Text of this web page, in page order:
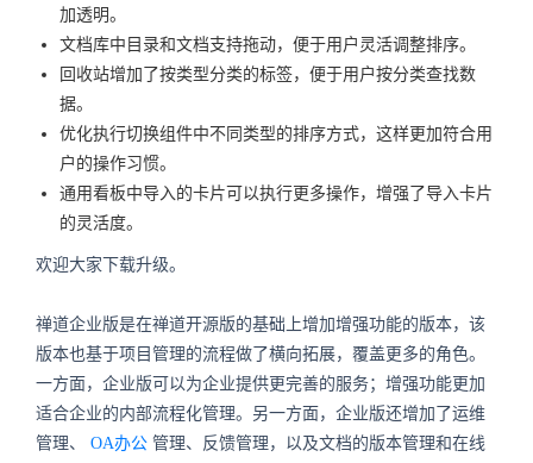
加透明。
文档库中目录和文档支持拖动，便于用户灵活调整排序。
回收站增加了按类型分类的标签，便于用户按分类查找数
据。
优化执行切换组件中不同类型的排序方式，这样更加符合用
户的操作习惯。
通用看板中导入的卡片可以执行更多操作，增强了导入卡片
的灵活度。
欢迎大家下载升级。
禅道企业版是在禅道开源版的基础上增加增强功能的版本，该
版本也基于项目管理的流程做了横向拓展，覆盖更多的角色。
一方面，企业版可以为企业提供更完善的服务；增强功能更加
适合企业的内部流程化管理。另一方面，企业版还增加了运维
管理、
OA办公 管理、反馈管理，以及文档的版本管理和在线